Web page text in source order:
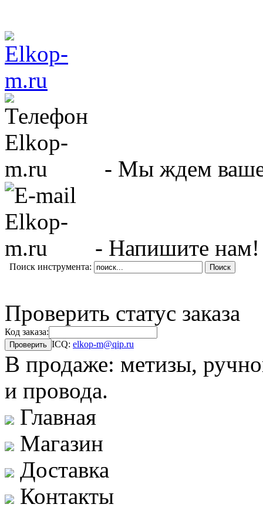
- Мы ждем
- Напишите нам!
Поиск инструмента:
Проверить статус заказа
Код заказа:
ICQ: elkop-m@qip.ru
В продаже: метизы,
и провода.
Главная
Магазин
Доставка
Контакты